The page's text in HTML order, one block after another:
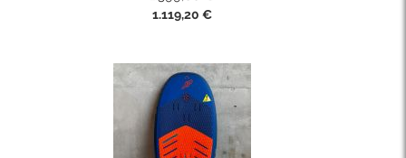
Sonderpreis
1.119,20 €